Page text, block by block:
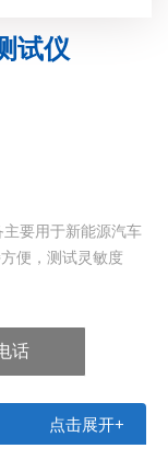
试仪
要用于新能源汽车
便，测试灵敏度
话
点击展开+